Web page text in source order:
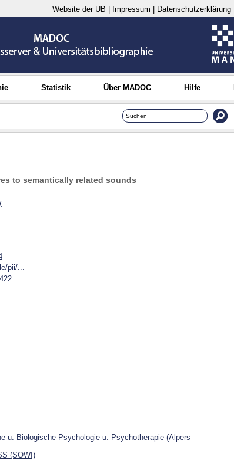
Website der UB Impressum Datenschutzerklärung
Statistik Über MADOC Hilfe
to semantically related sounds
pii/...
u. Biologische Psychologie u. Psychotherapie (Alpers
(SOWI)